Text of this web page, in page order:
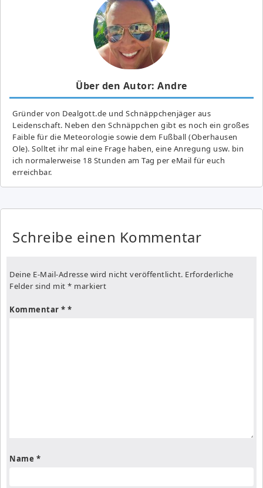
Über den Autor: Andre
Gründer von Dealgott.de und Schnäppchenjäger aus
Leidenschaft. Neben den Schnäppchen gibt es noch ein großes
Fai­ble für die Meteorologie sowie dem Fußball (Oberhausen
Ole). Solltet ihr mal eine Frage haben, eine Anregung usw. bin
ich normalerweise 18 Stunden am Tag per eMail für euch
erreichbar.
Schreibe einen Kommentar
Deine E-Mail-Adresse wird nicht veröffentlicht. Erforderliche
Felder sind mit * markiert
Kommentar *
Name *